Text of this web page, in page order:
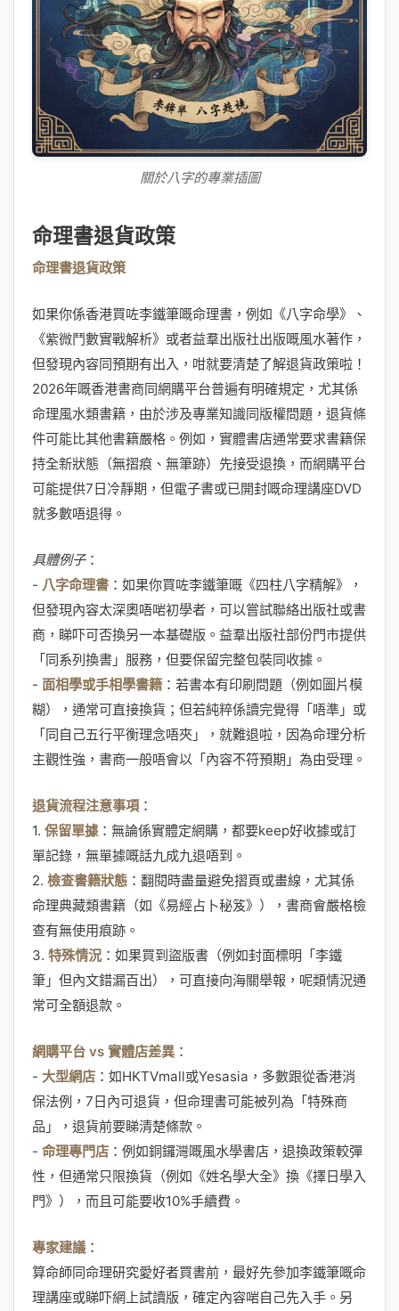
關於八字的專業插圖
命理書退貨政策
命理書退貨政策
如果你係香港買咗李鐵筆嘅命理書，例如《八字命學》、
《紫微鬥數實戰解析》或者益羣出版社出版嘅風水著作，
但發現內容同預期有出入，咁就要清楚了解退貨政策啦！
2026年嘅香港書商同網購平台普遍有明確規定，尤其係
命理風水類書籍，由於涉及專業知識同版權問題，退貨條
件可能比其他書籍嚴格。例如，實體書店通常要求書籍保
持全新狀態（無摺痕、無筆跡）先接受退換，而網購平台
可能提供7日冷靜期，但電子書或已開封嘅命理講座DVD
就多數唔退得。
具體例子：
- 八字命理書 ：如果你買咗李鐵筆嘅《四柱八字精解》，
但發現內容太深奧唔啱初學者，可以嘗試聯絡出版社或書
商，睇吓可否換另一本基礎版。益羣出版社部份門市提供
「同系列換書」服務，但要保留完整包裝同收據。
- 面相學或手相學書籍：若書本有印刷問題（例如圖片模
糊），通常可直接換貨；但若純粹係讀完覺得「唔準」或
「同自己五行平衡理念唔夾」，就難退啦，因為命理分析
主觀性強，書商一般唔會以「內容不符預期」為由受理。
退貨流程注意事項：
1. 保留單據 ：無論係實體定網購，都要keep好收據或訂
單記錄，無單據嘅話九成九退唔到。
2. 檢查書籍狀態 ：翻閱時盡量避免摺頁或畫線，尤其係
命理典藏類書籍（如《易經占卜秘笈》），書商會嚴格檢
查有無使用痕跡。
3. 特殊情況：如果買到盜版書（例如封面標明「李鐵
筆」但內文錯漏百出），可直接向海關舉報，呢類情況通
常可全額退款。
網購平台 vs 實體店差異 ：
- 大型網店 ：如HKTVmall或Yesasia，多數跟從香港消
保法例，7日內可退貨，但命理書可能被列為「特殊商
品」，退貨前要睇清楚條款。
- 命理專門店 ：例如銅鑼灣嘅風水學書店，退換政策較彈
性，但通常只限換貨（例如《姓名學大全》換《擇日學入
門》），而且可能要收10%手續費。
專家建議：
算命師同命理研究愛好者買書前，最好先參加李鐵筆嘅命
理講座或睇吓網上試讀版，確定內容啱自己先入手。另